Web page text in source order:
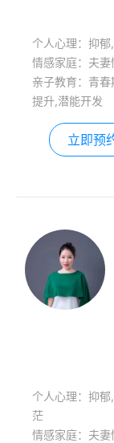
个人心理：抑
情感家庭：夫
亲子教育：青
提升,潜能开发
立即预
个人心理：抑
茫
情感家庭：夫妻